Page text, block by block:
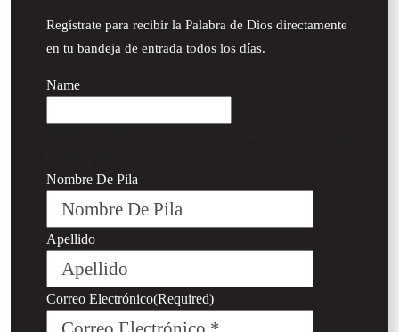
Regístrate para recibir la Palabra de Dios directamente
en tu bandeja de entrada todos los días.
Name
Nombre De Pila
Apellido
Correo Electrónico(Required)